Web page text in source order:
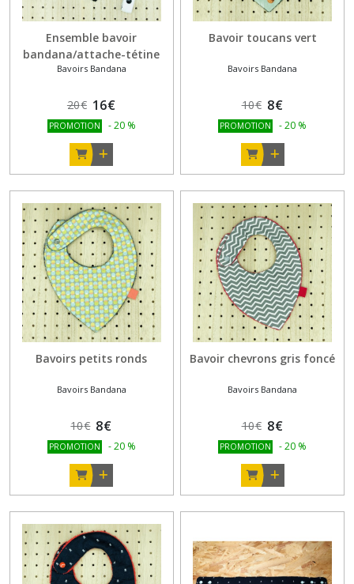
Ensemble bavoir
bandana/attache-tétine
plus
Bavoirs Bandana
20€ 16€
PROMOTION -20 %
Bavoir toucans vert
Bavoirs Bandana
10€ 8€
PROMOTION -20 %
Bavoirs petits ronds
Bavoirs Bandana
10€ 8€
PROMOTION -20 %
Bavoir chevrons gris foncé
Bavoirs Bandana
10€ 8€
PROMOTION -20 %